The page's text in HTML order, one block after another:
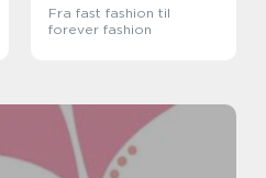
Fra fast fashion til
forever fashion